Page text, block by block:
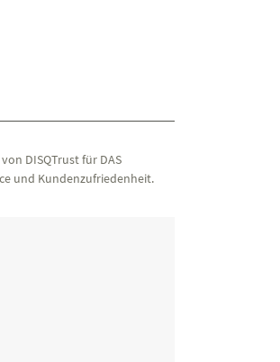
DISQTrust für DAS
und Kundenzufriedenheit.